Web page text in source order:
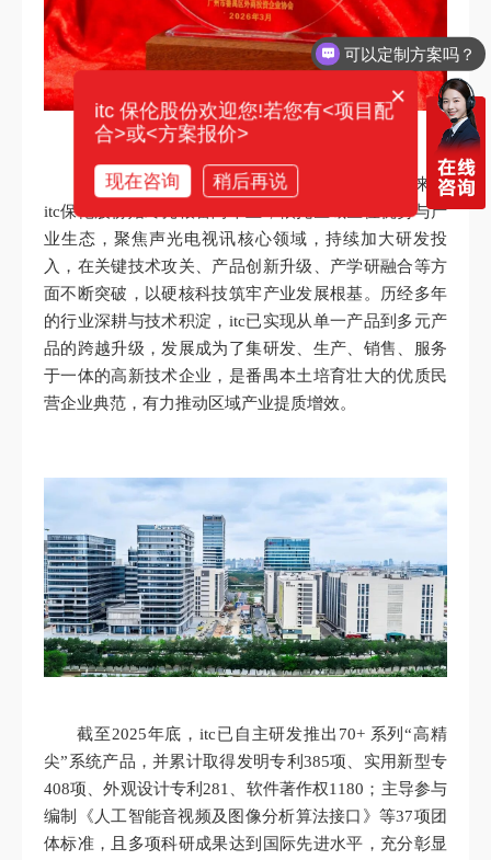
深耕主业谋发展，创新驱动强内核。三十三年来，
itc保伦股份始终扎根番禺本土，依托区域区位优势与产
业生态，聚焦声光电视讯核心领域，持续加大研发投
入，在关键技术攻关、产品创新升级、产学研融合等方
面不断突破，以硬核科技筑牢产业发展根基。历经多年
的行业深耕与技术积淀，itc已实现从单一产品到多元产
品的跨越升级，发展成为了集研发、生产、销售、服务
于一体的高新技术企业，是番禺本土培育壮大的优质民
营企业典范，有力推动区域产业提质增效。
截至2025年底，itc已自主研发推出70+ 系列“高精
尖”系统产品，并累计取得发明专利385项、实用新型专
408项、外观设计专利281、软件著作权1180；主导参与
编制《人工智能音视频及图像分析算法接口》等37项团
体标准，且多项科研成果达到国际先进水平，充分彰显
可以定制方案吗？
你们电话多少？
×
itc 保伦股份欢迎您!若您有<项目配
合>或<方案报价>
现在咨询 稍后再说